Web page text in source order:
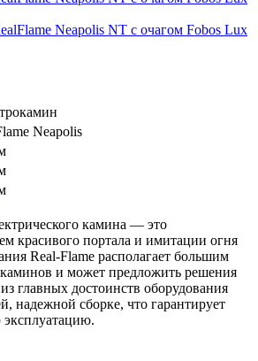
Neapolis
камина — это
красивого портала и имитации огня
Real-Flame располагает большим
каминов и может предложить решения
главных достоинств оборудования
надежной сборке, что гарантирует